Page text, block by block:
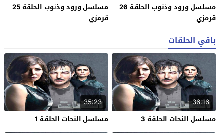
مسلسل ورود وذنوب الحلقة 26
قرمزي
مسلسل ورود وذنوب الحلقة 25
قرمزي
باقي الحلقات
36:16
مسلسل النحات الحلقة 3
35:23
مسلسل النحات الحلقة 1